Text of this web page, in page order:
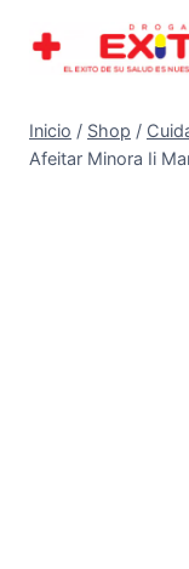
Inicio / Shop /
Afeitar Minora Ii